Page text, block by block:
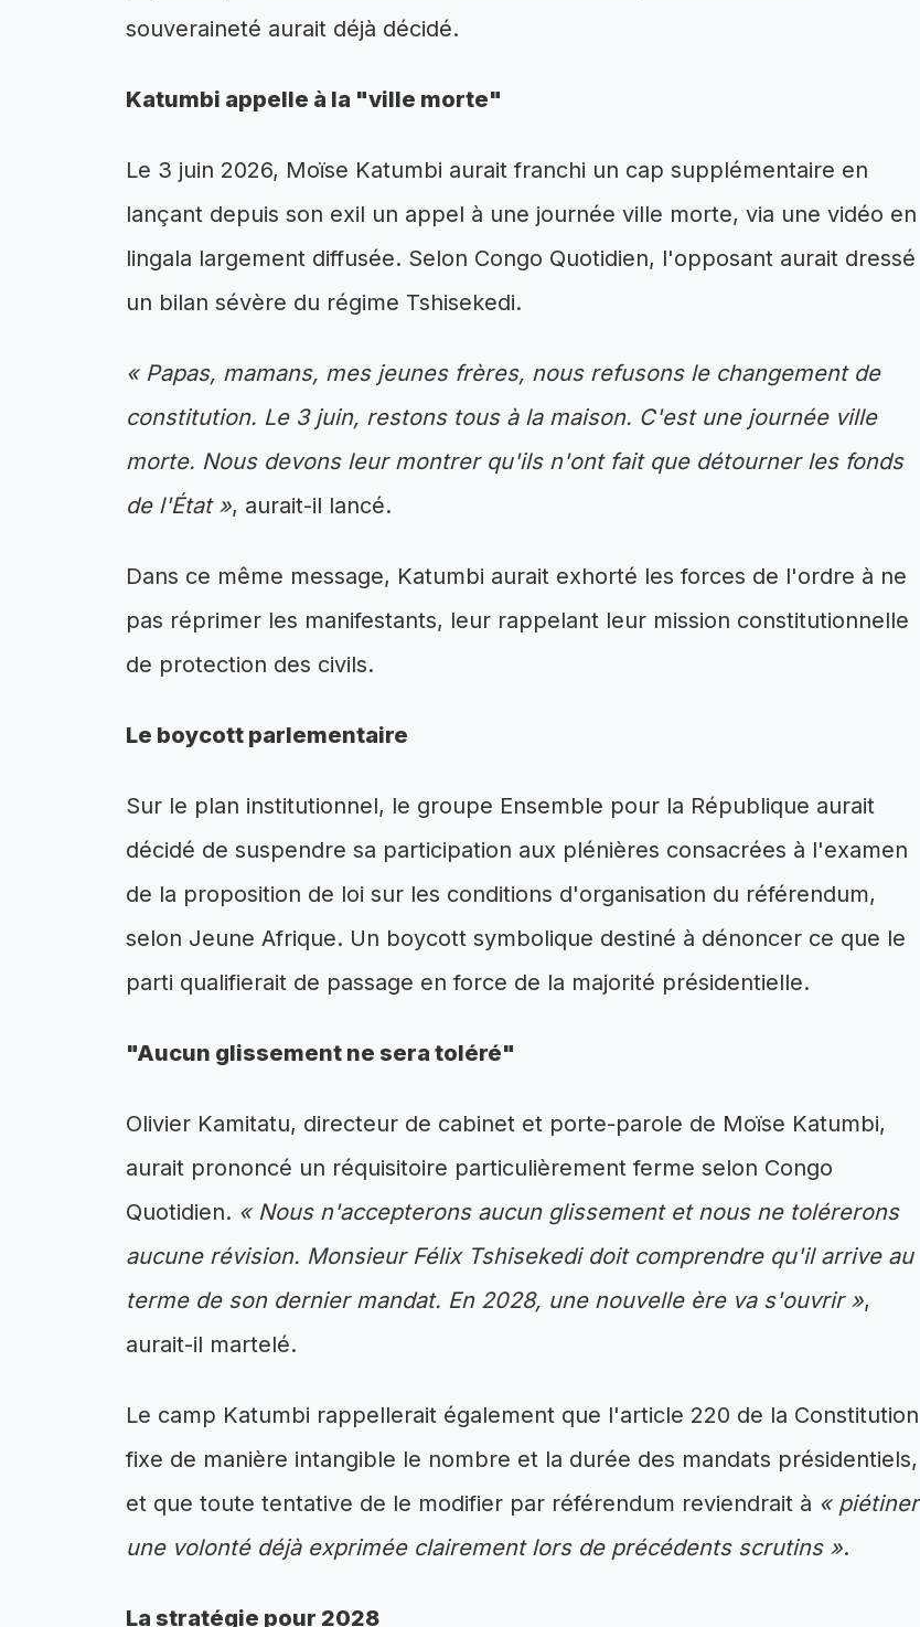
souveraineté aurait déjà décidé.
Katumbi appelle à la "ville morte"
Le 3 juin 2026, Moïse Katumbi aurait franchi un cap supplémentaire en
lançant depuis son exil un appel à une journée ville morte, via une vidéo en
lingala largement diffusée. Selon Congo Quotidien, l'opposant aurait dressé
un bilan sévère du régime Tshisekedi.
« Papas, mamans, mes jeunes frères, nous refusons le changement de
constitution. Le 3 juin, restons tous à la maison. C'est une journée ville
morte. Nous devons leur montrer qu'ils n'ont fait que détourner les fonds
de l'État », aurait-il lancé.
Dans ce même message, Katumbi aurait exhorté les forces de l'ordre à ne
pas réprimer les manifestants, leur rappelant leur mission constitutionnelle
de protection des civils.
Le boycott parlementaire
Sur le plan institutionnel, le groupe Ensemble pour la République aurait
décidé de suspendre sa participation aux plénières consacrées à l'examen
de la proposition de loi sur les conditions d'organisation du référendum,
selon Jeune Afrique. Un boycott symbolique destiné à dénoncer ce que le
parti qualifierait de passage en force de la majorité présidentielle.
"Aucun glissement ne sera toléré"
Olivier Kamitatu, directeur de cabinet et porte-parole de Moïse Katumbi,
aurait prononcé un réquisitoire particulièrement ferme selon Congo
Quotidien. « Nous n'accepterons aucun glissement et nous ne tolérerons
aucune révision. Monsieur Félix Tshisekedi doit comprendre qu'il arrive au
terme de son dernier mandat. En 2028, une nouvelle ère va s'ouvrir »,
aurait-il martelé.
Le camp Katumbi rappellerait également que l'article 220 de la Constitution
fixe de manière intangible le nombre et la durée des mandats présidentiels,
et que toute tentative de le modifier par référendum reviendrait à « piétiner
une volonté déjà exprimée clairement lors de précédents scrutins ».
La stratégie pour 2028